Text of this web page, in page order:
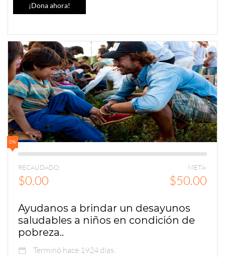
¡Dona ahora!
0%
RECAUDADO:
$0.00
META:
$50.00
Ayudanos a brindar un desayunos
saludables a niños en condición de
pobreza..
Terminó hace 1924 días.